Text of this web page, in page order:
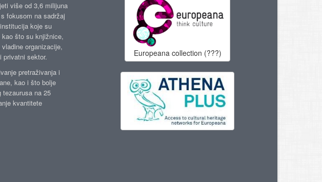
više od 3,6 milijuna
fokusom na sadržaj
koje su
što su knjižnice,
organizacije,
privatni sektor.
pretraživanja i
kao i što bolje
tezaurusa na 25
kvantitete
Europeana collection (???)